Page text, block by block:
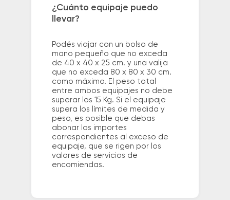
¿Cuánto equipaje puedo
llevar?
Podés viajar con un bolso de
mano pequeño que no exceda
de 40 x 40 x 25 cm. y una valija
que no exceda 80 x 80 x 30 cm.
como máximo. El peso total
entre ambos equipajes no debe
superar los 15 Kg. Si el equipaje
supera los límites de medida y
peso, es posible que debas
abonar los importes
correspondientes al exceso de
equipaje, que se rigen por los
valores de servicios de
encomiendas.